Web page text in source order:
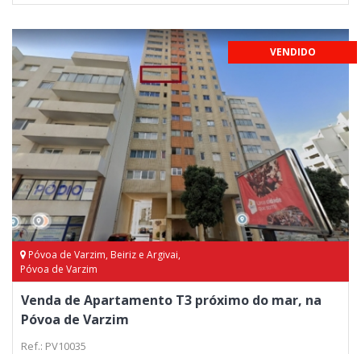
VENDIDO
Póvoa de Varzim, Beiriz e Argivai,
Póvoa de Varzim
Venda de Apartamento T3 próximo do mar, na
Póvoa de Varzim
Ref.: PV10035